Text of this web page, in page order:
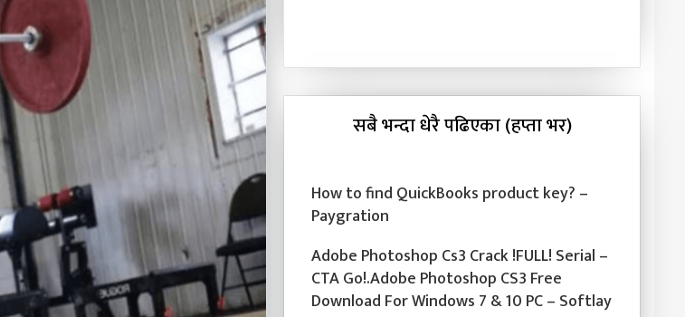
सबै भन्दा धेरै पढिएका (हप्ता भर)
How to find QuickBooks product key? –
Paygration
Adobe Photoshop Cs3 Crack !FULL! Serial –
CTA Go!.Adobe Photoshop CS3 Free
Download For Windows 7 & 10 PC – Softlay